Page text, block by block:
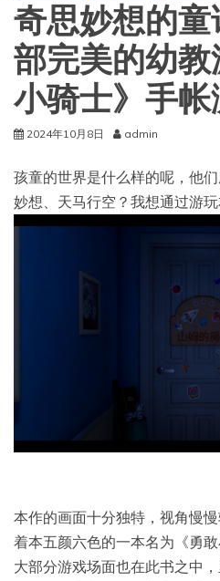
奇思妙想的
部完美的幼
小骑士》手帐
2024年10月8日 admin
孩童的世界是什么样的呢，他
妙想、天马行空？我想通过游玩
本作的画面十分独特，视角慢
着本五颜六色的一本名为《勇
大部分游戏场面也在此书之中